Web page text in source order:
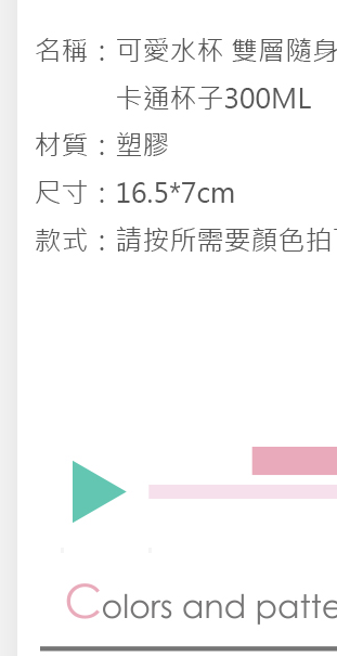
夏日涼涼專區
布置專區
汽機車用品
浪漫好禮